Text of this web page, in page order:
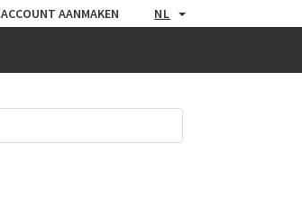
ACCOUNT AANMAKEN NL